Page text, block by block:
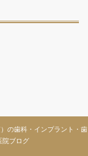
の歯科・インプラント・歯
院ブログ